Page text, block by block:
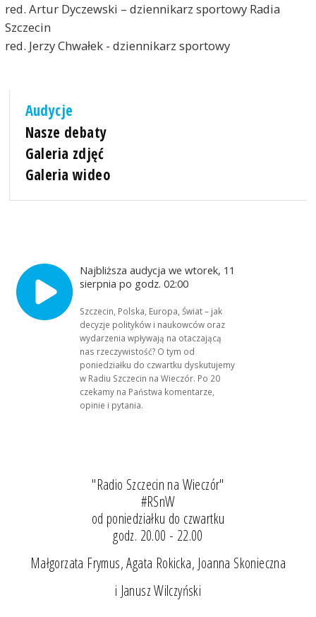
red. Artur Dyczewski – dziennikarz sportowy Radia
Szczecin
red. Jerzy Chwałek - dziennikarz sportowy
Audycje
Nasze debaty
Galeria zdjęć
Galeria wideo
Najbliższa audycja we wtorek, 11
sierpnia po godz. 02:00
Szczecin, Polska, Europa, Świat – jak
decyzje polityków i naukowców oraz
wydarzenia wpływają na otaczającą
nas rzeczywistość? O tym od
poniedziałku do czwartku dyskutujemy
w Radiu Szczecin na Wieczór. Po 20
czekamy na Państwa komentarze,
opinie i pytania.
"Radio Szczecin na Wieczór"
#RSnW
od poniedziałku do czwartku
godz. 20.00 - 22.00
Małgorzata Frymus, Agata Rokicka, Joanna Skonieczna
i Janusz Wilczyński